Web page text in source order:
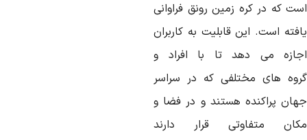
که در کره زمین رونق فراوانی
است. این قابلیت به کاربران
می دهد تا با افراد
های مختلفی کهدر
سراسر
پراکنده هستند و در فضا
متفاوتی قرار
دارند